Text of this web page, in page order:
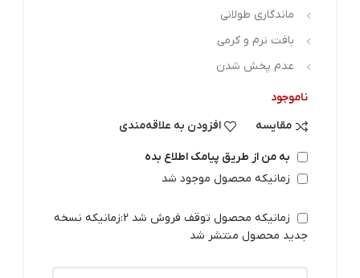
ماندگاری طولانی
بافت نرم و کرمی
عدم پخش شدن
ناموجود
مقایسه
افزودن به علاقه‌مندی
به من از طریق پیامک اطلاع بده
زمانیکه محصول موجود شد
زمانیکه محصول توقف فروش شد 2:زمانیکه نسخه
جدید محصول منتشر شد